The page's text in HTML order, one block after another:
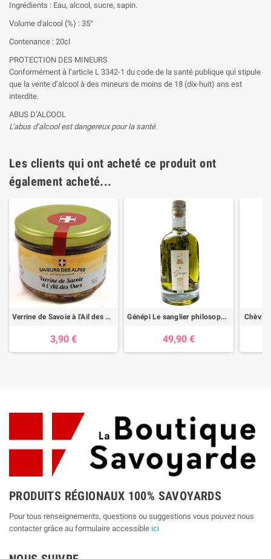
Ingrédients : Eau, alcool, sucre, sapin.
Volume d'alcool (%) : 35°
Contenance : 20cl
PROTECTION DES MINEURS
Conformément à l’article L 3342-1 du code de la santé publique qui stipule
que la vente d’alcool à des mineurs de moins de 18 (dix-huit) ans est
interdite.
ABUS D’ALCOOL
L’abus d’alcool est dangereux pour la santé.
Les clients qui ont acheté ce produit ont
également acheté...
Verrine de Savoie à l'Ail des Ours
3,90 €
Génépi Le sanglier philosophe 70cl
49,90 €
Chèvre
PRODUITS RÉGIONAUX 100% SAVOYARDS
Pour tous renseignements, questions ou suggestions vous pouvez nous
contacter grâce au formulaire accessible ici